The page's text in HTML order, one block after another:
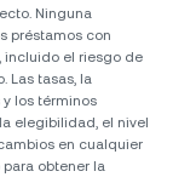
Ninguna
préstamos con
incluido el riesgo de
Las tasas, la
los términos
elegibilidad, el nivel
en cualquier
obtener la